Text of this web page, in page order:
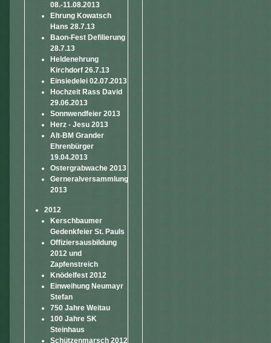
08.-11.08.2013
Ehrung Kowatsch
Hans 28.7.13
Baon-Fest Defilierung
28.7.13
Heldenehrung
Kirchdorf 26.7.13
Einsiedelei 02.07.2013
Hochzeit Rass David
29.06.2013
Sonnwendfeier 2013
Herz - Jesu 2013
Alt-BM Grander
Ehrenbürger
19.04.2013
Ostergrabwache 2013
Gerneralversammlung
2013
2012
Kerschbaumer
Gedenkfeier St. Pauls
Offiziersausbildung
2012 und
Zapfenstreich
Knödelfest 2012
Einweihung Neumayr
Stefan
750 Jahre Weitau
100 Jahre SK
Steinhaus
Schützenmarsch 2012